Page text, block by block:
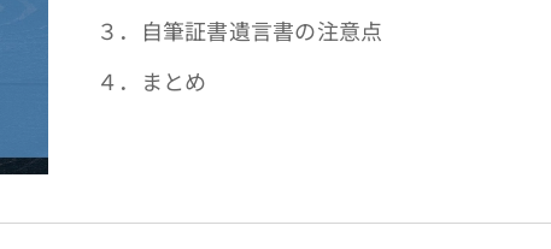
３．自筆証書遺言書の注意点
４．まとめ